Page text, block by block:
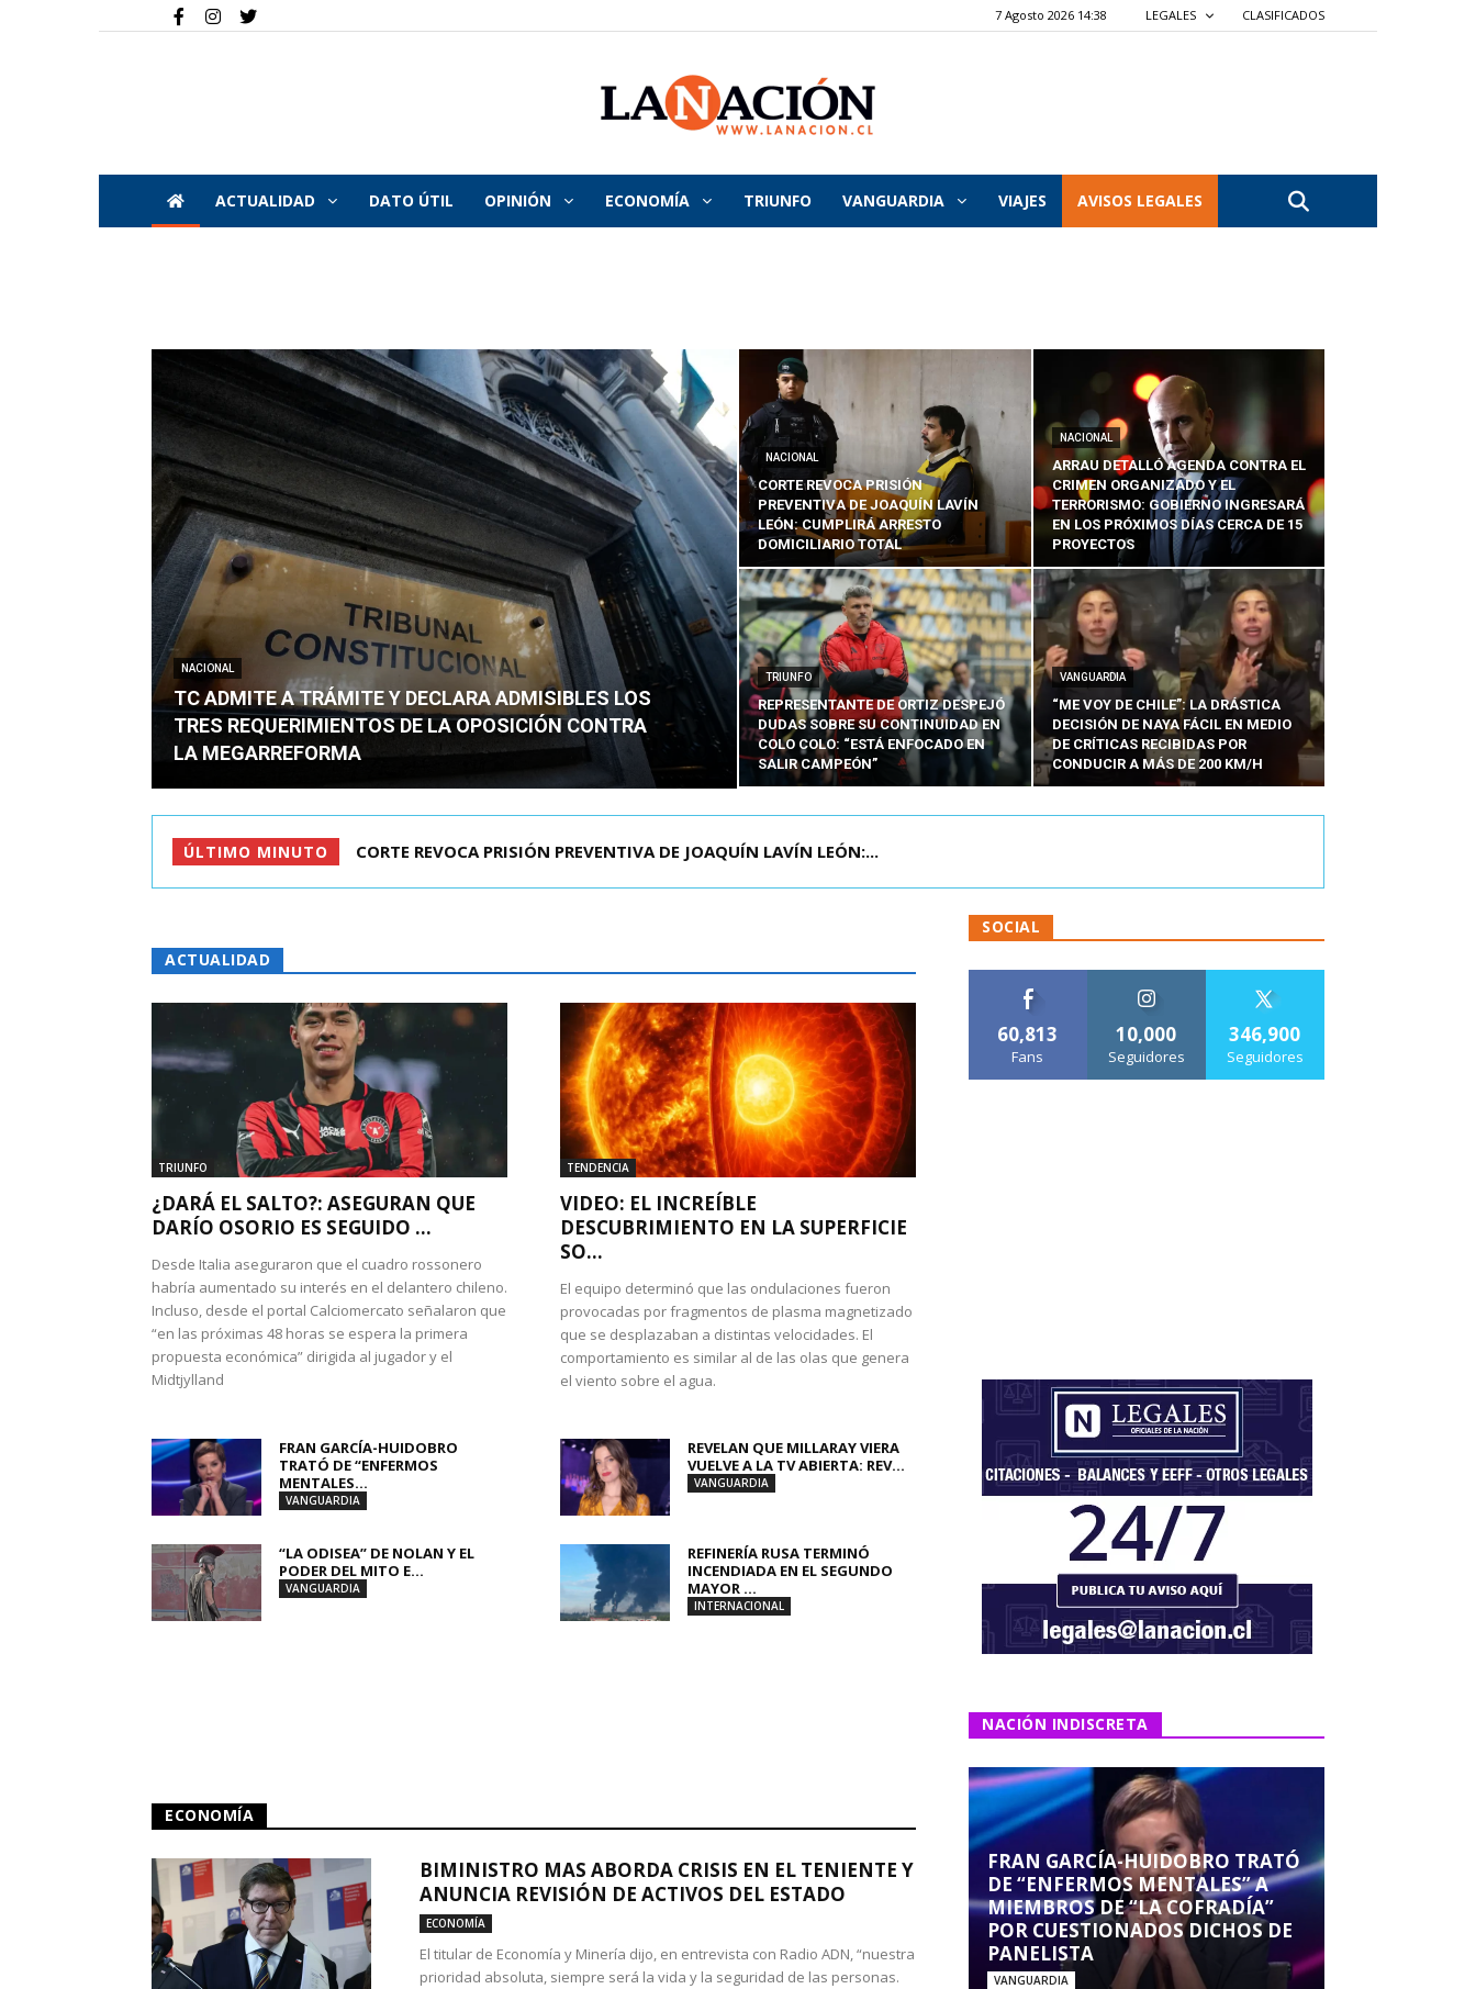
7 Agosto 2026 14:38 LEGALES CLASIFICADOS
La
Nación
ACTUALIDAD DATO ÚTIL OPINIÓN ECONOMÍA TRIUNFO VANGUARDIA VIAJES AVISOS LEGALES
NACIONAL
TC ADMITE A TRÁMITE Y DECLARA ADMISIBLES LOS
TRES REQUERIMIENTOS DE LA OPOSICIÓN CONTRA
LA MEGARREFORMA
NACIONAL
CORTE REVOCA PRISIÓN
PREVENTIVA DE JOAQUÍN LAVÍN
LEÓN: CUMPLIRÁ ARRESTO
DOMICILIARIO TOTAL
NACIONAL
ARRAU DETALLÓ AGENDA CONTRA EL
CRIMEN ORGANIZADO Y EL
TERRORISMO: GOBIERNO INGRESARÁ
EN LOS PRÓXIMOS DÍAS CERCA DE 15
PROYECTOS
TRIUNFO
REPRESENTANTE DE ORTIZ DESPEJÓ
DUDAS SOBRE SU CONTINUIDAD EN
COLO COLO: “ESTÁ ENFOCADO EN
SALIR CAMPEÓN”
VANGUARDIA
“ME VOY DE CHILE”: LA DRÁSTICA
DECISIÓN DE NAYA FÁCIL EN MEDIO
DE CRÍTICAS RECIBIDAS POR
CONDUCIR A MÁS DE 200 KM/H
ÚLTIMO MINUTO ARRAU DETALLÓ AGENDA CONTRA EL CRIMEN ORGANIZADO Y EL ...
ACTUALIDAD
TRIUNFO
¿DARÁ EL SALTO?: ASEGURAN QUE
DARÍO OSORIO ES SEGUIDO ...
Desde Italia aseguraron que el cuadro rossonero
habría aumentado su interés en el delantero chileno.
Incluso, desde el portal Calciomercato señalaron que
“en las próximas 48 horas se espera la primera
propuesta económica” dirigida al jugador y el
Midtjylland
TENDENCIA
VIDEO: EL INCREÍBLE
DESCUBRIMIENTO EN LA SUPERFICIE
SO...
El equipo determinó que las ondulaciones fueron
provocadas por fragmentos de plasma magnetizado
que se desplazaban a distintas velocidades. El
comportamiento es similar al de las olas que genera
el viento sobre el agua.
FRAN GARCÍA-HUIDOBRO
TRATÓ DE “ENFERMOS
MENTALES...
VANGUARDIA
REVELAN QUE MILLARAY VIERA
VUELVE A LA TV ABIERTA: REV...
VANGUARDIA
“LA ODISEA” DE NOLAN Y EL
PODER DEL MITO E...
VANGUARDIA
REFINERÍA RUSA TERMINÓ
INCENDIADA EN EL SEGUNDO
MAYOR ...
INTERNACIONAL
ECONOMÍA
BIMINISTRO MAS ABORDA CRISIS EN EL TENIENTE Y
ANUNCIA REVISIÓN DE ACTIVOS DEL ESTADO
ECONOMÍA
El titular de Economía y Minería dijo, en entrevista con Radio ADN, “nuestra
prioridad absoluta, siempre será la vida y la seguridad de las personas.
SOCIAL
60,813
Fans
10,000
Seguidores
346,900
Seguidores
NACIÓN INDISCRETA
FRAN GARCÍA-HUIDOBRO TRATÓ
DE “ENFERMOS MENTALES” A
MIEMBROS DE “LA COFRADÍA”
POR CUESTIONADOS DICHOS DE
PANELISTA
VANGUARDIA